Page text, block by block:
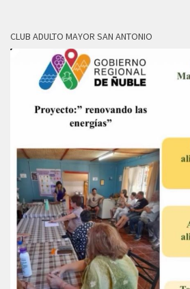
CLUB ADULTO MAYOR SAN ANTONIO